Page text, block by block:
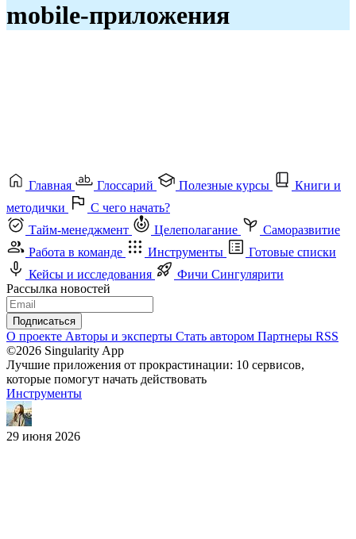
mobile-приложения
Главная Глоссарий Полезные курсы
Книги и
методички
С чего начать?
Тайм-менеджмент
Целеполагание
Саморазвитие
Работа в команде
Инструменты
Готовые списки
Кейсы и исследования
Фичи Сингулярити
Рассылка новостей
Подписаться
О проекте Авторы и эксперты Стать автором Партнеры RSS
©2026 Singularity App
Лучшие приложения от прокрастинации: 10 сервисов,
которые помогут начать действовать
Инструменты
29 июня 2026